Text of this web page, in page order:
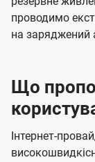
проводимо
на заряджений
Що
Інтернет-